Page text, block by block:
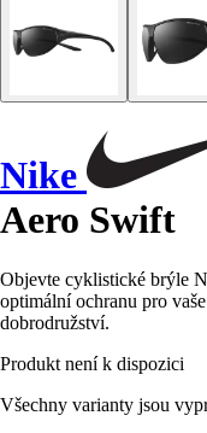
Nike
Aero Swift
Objevte cyklistické brýle
optimální ochranu pro
dobrodružství.
Produkt není k dispozici
Všechny varianty jsou